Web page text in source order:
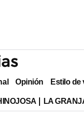
Opinión Estilo de
LA